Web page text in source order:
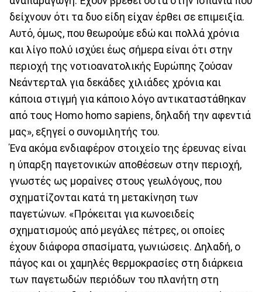
δείχνουν ότι τα δυο είδη είχαν έρθει σε επιμειξία.
Αυτό, όμως, που θεωρούμε εδώ και πολλά χρόνια
και λίγο πολύ ισχύει έως σήμερα είναι ότι στην
περιοχή της νοτιοανατολικής Ευρώπης ζούσαν
Νεάντερταλ για δεκάδες χιλιάδες χρόνια και
κάποια στιγμή για κάποιο λόγο αντικαταστάθηκαν
από τους Homo homo sapiens, δηλαδή την αφεντιά
μας», εξηγεί ο συνομιλητής του.
Ένα ακόμα ενδιαφέρον στοιχείο της έρευνας είναι
η ύπαρξη παγετονικών αποθέσεων στην περιοχή,
γνωστές ως μοραίνες στους γεωλόγους, που
σχηματίζονται κατά τη μετακίνηση των
παγετώνων. «Πρόκειται για κωνοειδείς
σχηματισμούς από μεγάλες πέτρες, οι οποίες
έχουν διάφορα σπασίματα, γωνιώσεις. Δηλαδή, ο
πάγος και οι χαμηλές θερμοκρασίες στη διάρκεια
των παγετωδών περιόδων του πλανήτη στη